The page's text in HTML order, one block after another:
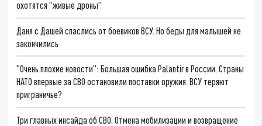
охотятся "живые дроны"
Даня с Дашей спаслись от боевиков ВСУ. Но беды для малышей не
закончились
"Очень плохие новости": Большая ошибка Palantir в России. Страны
НАТО впервые за СВО остановили поставки оружия. ВСУ теряют
приграничье?
Три главных инсайда об СВО. Отмена мобилизации и возвращение